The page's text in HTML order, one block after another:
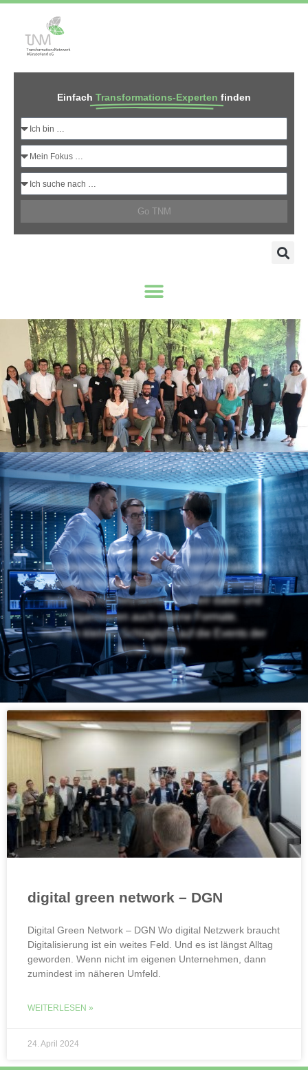
Einfach Transformations-Experten finden
Go TNM
Aktivitäten rund um
TNM
Im Münsterland gibt es spannende
Veranstaltungen, die sich mit Transformation im
Bereich Klimaanpassung und Digitalisierung
befassen. Als Netzwerker sind wir dabei und
organisieren auch eigene Formate.
Hier ein kleines Schlaglicht auf die Events der
letzten Monate.
digital green network – DGN
Digital Green Network – DGN Wo digital Netzwerk braucht
Digitalisierung ist ein weites Feld. Und es ist längst Alltag
geworden. Wenn nicht im eigenen Unternehmen, dann
zumindest im näheren Umfeld.
WEITERLESEN »
24. April 2024